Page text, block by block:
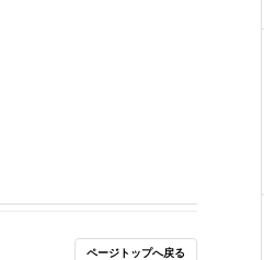
ページトップへ戻る